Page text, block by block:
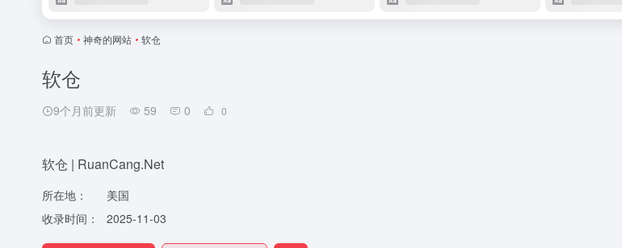
首页 • 神奇的网站 • 软仓
软仓
9个月前更新 59 0 0
软仓 | RuanCang.Net
所在地：
美国
收录时间：
2025-11-03